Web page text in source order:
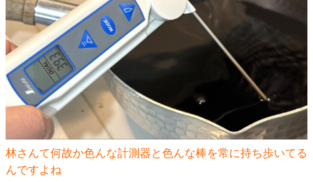
林さんて何故か色んな計測器と色んな棒を常に持ち歩いてる
んですよね